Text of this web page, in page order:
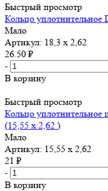
Быстрый просмотр
Кольцо уплотнительное
Мало
Артикул: 18,3 х 2,62
26.50 ₽
-
В корзину
Быстрый просмотр
Кольцо уплотнительное
(15,55 х 2,62 )
Мало
Артикул: 15,55 х 2,62
21 ₽
-
В корзину